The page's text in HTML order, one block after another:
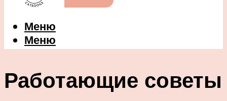
Меню
Меню
Работающие советы